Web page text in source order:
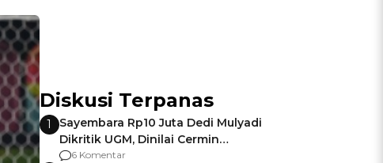
Diskusi Terpanas
1
Sayembara Rp10 Juta Dedi Mulyadi
Dikritik UGM, Dinilai Cermin
Gagalnya Negara Jamin Keamanan
6 Komentar